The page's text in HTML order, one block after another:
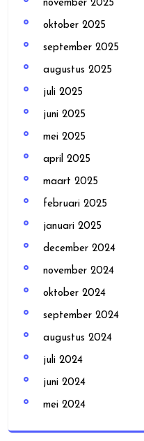
november 2025
oktober 2025
september 2025
augustus 2025
juli 2025
juni 2025
mei 2025
april 2025
maart 2025
februari 2025
januari 2025
december 2024
november 2024
oktober 2024
september 2024
augustus 2024
juli 2024
juni 2024
mei 2024